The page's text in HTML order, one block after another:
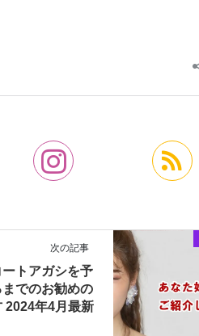
次の記事
ートアガシを予
でのお勧めの
2024年4月最新